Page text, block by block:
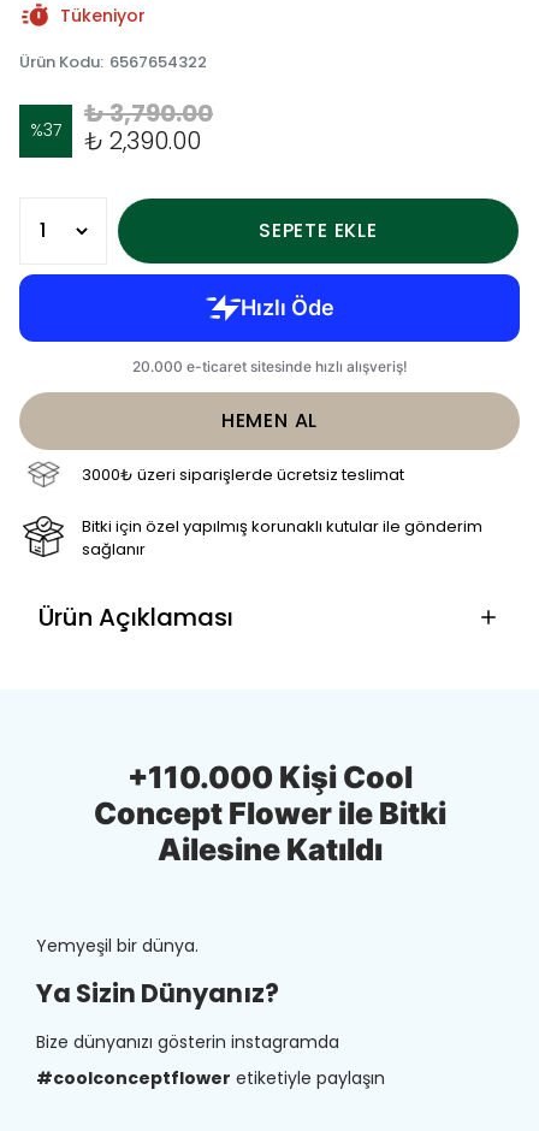
Tükeniyor
Ürün Kodu: 6567654322
%37
₺ 3,790.00
₺ 2,390.00
SEPETE EKLE
HEMEN AL
3000₺ üzeri siparişlerde ücretsiz teslimat
Bitki için özel yapılmış korunaklı kutular ile gönderim
sağlanır
Ürün Açıklaması
+110.000 Kişi Cool
Concept Flower ile Bitki
Ailesine Katıldı
Yemyeşil bir dünya.
Ya Sizin Dünyanız?
Bize dünyanızı gösterin instagramda
#coolconceptflower etiketiyle paylaşın